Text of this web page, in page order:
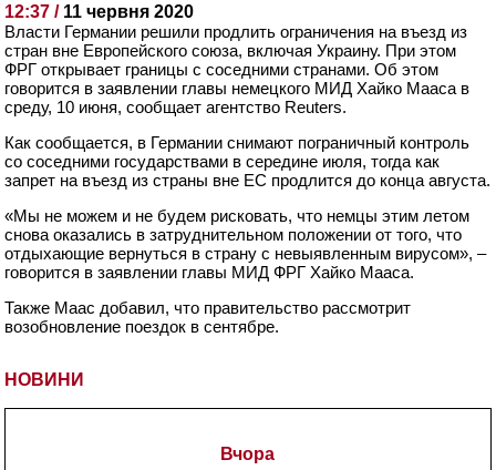
НОВИНИ
Вчора
12:37 / 11 червня 2020
Власти Германии решили продлить ограничения на въезд из
стран вне Европейского союза, включая Украину. При этом
ФРГ открывает границы с соседними странами. Об этом
говорится в заявлении главы немецкого МИД Хайко Мааса в
среду, 10 июня, сообщает агентство Reuters.
Как сообщается, в Германии снимают пограничный контроль
со соседними государствами в середине июля, тогда как
запрет на въезд из страны вне ЕС продлится до конца августа.
«Мы не можем и не будем рисковать, что немцы этим летом
снова оказались в затруднительном положении от того, что
отдыхающие вернуться в страну с невыявленным вирусом», –
говорится в заявлении главы МИД ФРГ Хайко Мааса.
Также Маас добавил, что правительство рассмотрит
возобновление поездок в сентябре.